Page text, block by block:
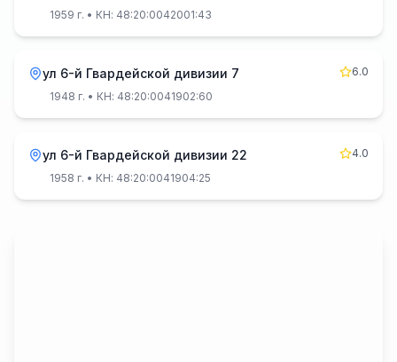
1959 г. • КН: 48:20:0042001:43
ул 6-й Гвардейской дивизии 7
6.0
1948 г. • КН: 48:20:0041902:60
ул 6-й Гвардейской дивизии 22
4.0
1958 г. • КН: 48:20:0041904:25